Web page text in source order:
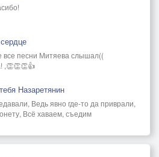
все песни Митяева слышал((
,👏👏👏👍
Назаретянин
Ведь явно где-то да приврали,
Всё хаваем, съедим